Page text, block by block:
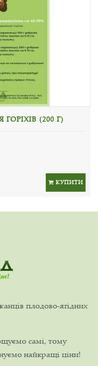
(200 Г)
КУПИТИ
плодово-ягідних
самі, тому
найкращі ціни!